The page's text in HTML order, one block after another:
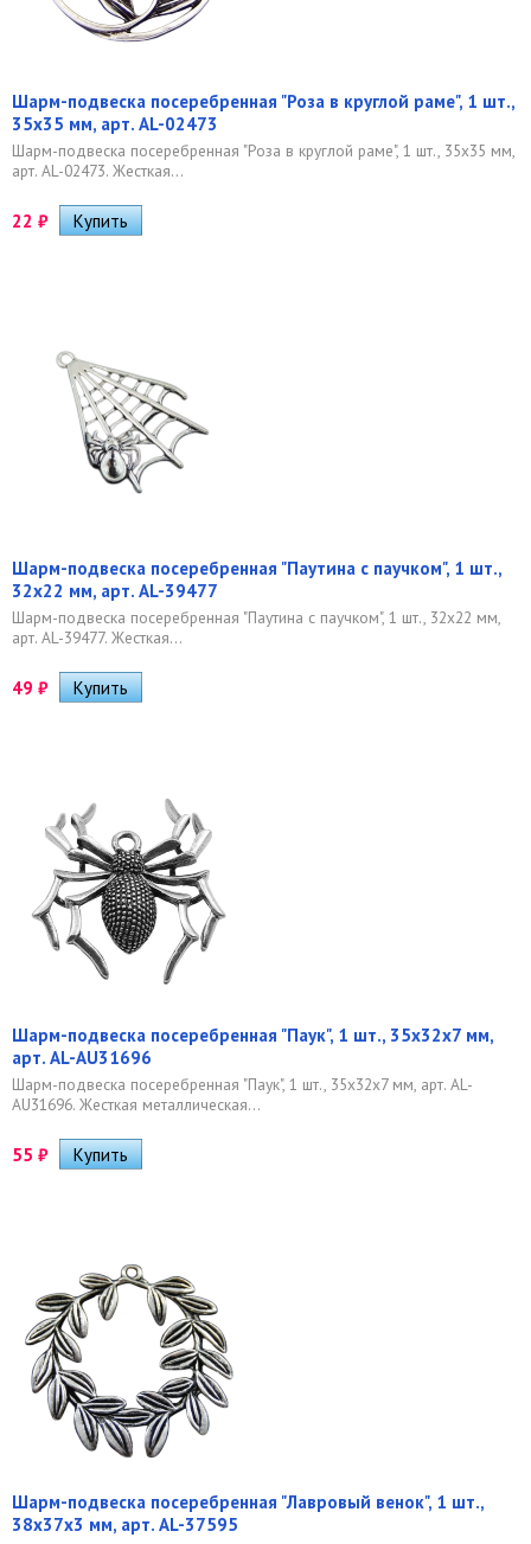
Шарм-подвеска посеребренная "Роза в круглой раме", 1 шт.,
35х35 мм, арт. AL-02473
Шарм-подвеска посеребренная "Роза в круглой раме", 1 шт., 35х35 мм,
арт. AL-02473. Жесткая...
22 ₽
Шарм-подвеска посеребренная "Паутина с паучком", 1 шт.,
32х22 мм, арт. AL-39477
Шарм-подвеска посеребренная "Паутина с паучком", 1 шт., 32х22 мм,
арт. AL-39477. Жесткая...
49 ₽
Шарм-подвеска посеребренная "Паук", 1 шт., 35х32х7 мм,
арт. AL-AU31696
Шарм-подвеска посеребренная "Паук", 1 шт., 35х32х7 мм, арт. AL-
AU31696. Жесткая металлическая...
55 ₽
Шарм-подвеска посеребренная "Лавровый венок", 1 шт.,
38х37х3 мм, арт. AL-37595